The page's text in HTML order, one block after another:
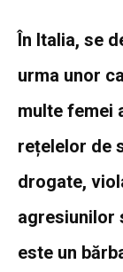
În Italia, se
urma unor
multe femei
rețelelor de
drogate,
agresiunilor
este un